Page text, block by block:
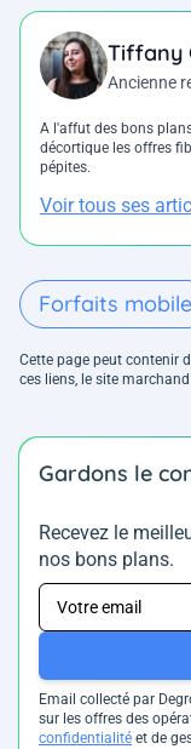
Tiffany
Ancienne
A l'affut des bons
décortique les offres
pépites.
Voir tous ses
Forfaits mobile
Cette page peut contenir
ces liens, le site
Gardons le
Recevez le
nos bons plans.
Email collecté par
sur les offres des
confidentialité et de